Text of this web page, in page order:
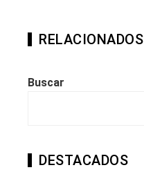
RELACIONADOS
Buscar
DESTACADOS